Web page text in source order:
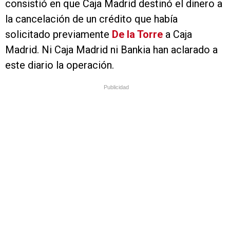
consistió en que Caja Madrid destinó el dinero a
la cancelación de un crédito que había
solicitado previamente De la Torre a Caja
Madrid. Ni Caja Madrid ni Bankia han aclarado a
este diario la operación.
Publicidad